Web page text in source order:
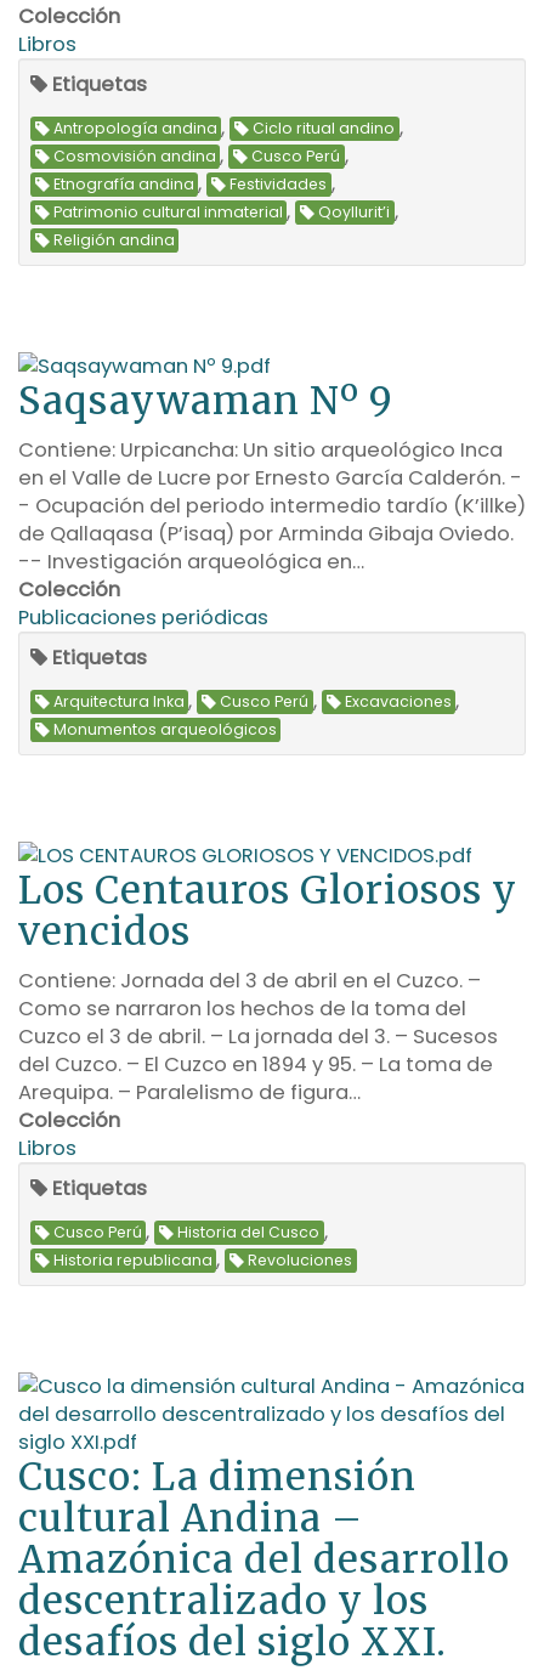
Colección
Libros
Etiquetas
Antropología andina , Ciclo ritual andino ,
Cosmovisión andina , Cusco Perú ,
Etnografía andina , Festividades ,
Patrimonio cultural inmaterial , Qoyllurit’i ,
Religión andina
Saqsaywaman Nº 9
Contiene: Urpicancha: Un sitio arqueológico Inca
en el Valle de Lucre por Ernesto García Calderón. -
- Ocupación del periodo intermedio tardío (K’illke)
de Qallaqasa (P’isaq) por Arminda Gibaja Oviedo.
-- Investigación arqueológica en…
Colección
Publicaciones periódicas
Etiquetas
Arquitectura Inka , Cusco Perú , Excavaciones ,
Monumentos arqueológicos
Los Centauros Gloriosos y
vencidos
Contiene: Jornada del 3 de abril en el Cuzco. –
Como se narraron los hechos de la toma del
Cuzco el 3 de abril. – La jornada del 3. – Sucesos
del Cuzco. – El Cuzco en 1894 y 95. – La toma de
Arequipa. – Paralelismo de figura…
Colección
Libros
Etiquetas
Cusco Perú , Historia del Cusco ,
Historia republicana , Revoluciones
Cusco: La dimensión
cultural Andina –
Amazónica del desarrollo
descentralizado y los
desafíos del siglo XXI.